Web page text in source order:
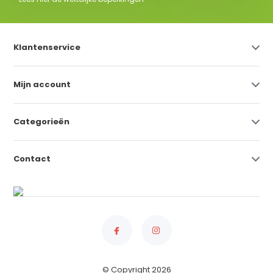
Klantenservice
Mijn account
Categorieën
Contact
© Copyright 2026